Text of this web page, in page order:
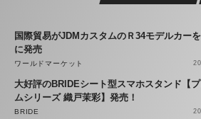
国際貿易がJDMカスタムのＲ34モデルカー
に発売
ワールドマーケット
大好評のBRIDEシート型スマホスタンド【
ムシリーズ 織戸茉彩】発売！
BRIDE